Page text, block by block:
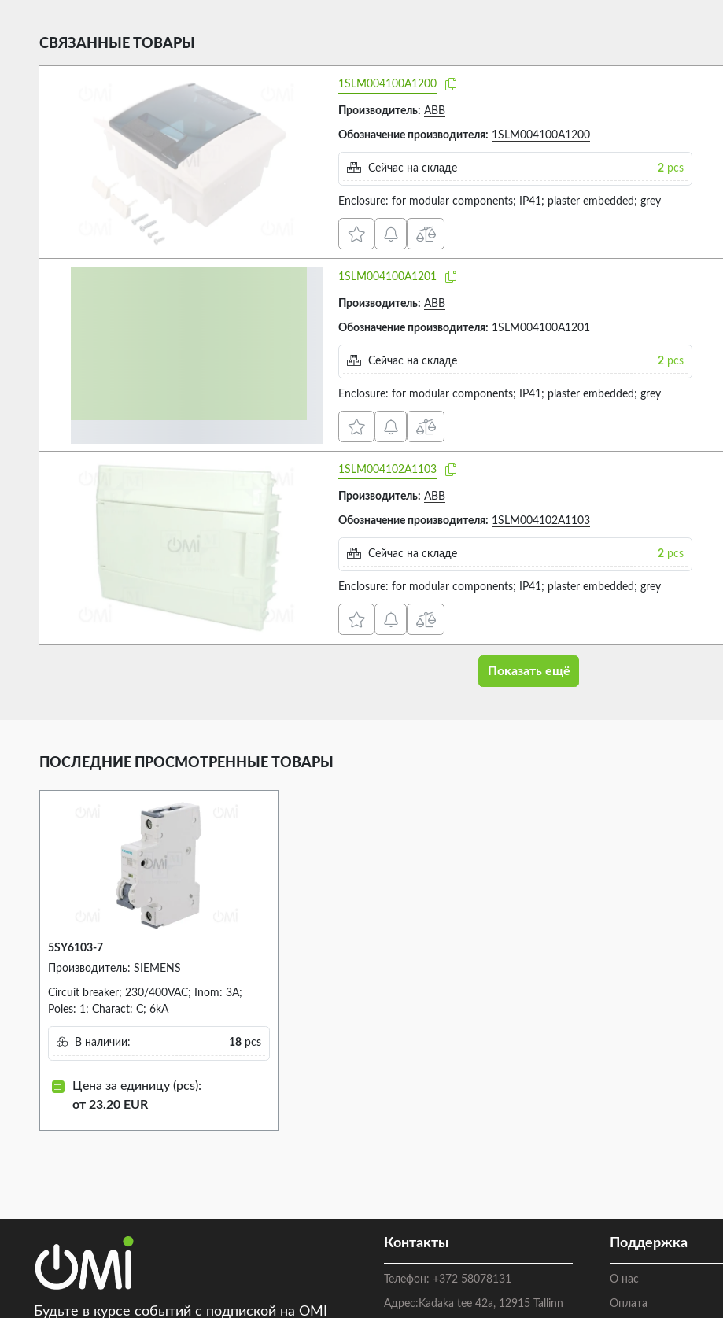
СВЯЗАННЫЕ ТОВАРЫ
1SLM004100A1200
Производитель: ABB
Обозначение производителя: 1SLM004100A1200
Сейчас на складе 2 pcs
Enclosure: for modular components; IP41; plaster embedded; grey
1SLM004100A1201
Производитель: ABB
Обозначение производителя: 1SLM004100A1201
Сейчас на складе 2 pcs
Enclosure: for modular components; IP41; plaster embedded; grey
1SLM004102A1103
Производитель: ABB
Обозначение производителя: 1SLM004102A1103
Сейчас на складе 2 pcs
Enclosure: for modular components; IP41; plaster embedded; grey
Показать ещё
ПОСЛЕДНИЕ ПРОСМОТРЕННЫЕ ТОВАРЫ
5SY6103-7
Производитель: SIEMENS
Circuit breaker; 230/400VAC; Inom: 3A;
Poles: 1; Charact: C; 6kA
В наличии: 18pcs
Цена за единицу (pcs):
от 23.20 EUR
Будьте в курсе событий с подпиской на OMI
Контакты
Телефон:+372 58078131
Адрес: Kadaka tee 42a, 12915 Tallinn
Поддержка
О нас
Оплата